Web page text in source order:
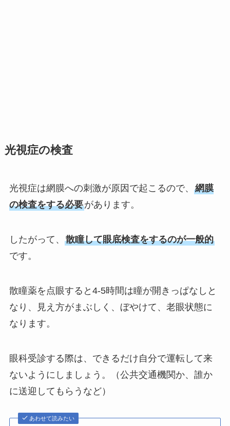
光視症の検査
光視症は網膜への刺激が原因で起こるので、 網膜
の検査をする必要があります。
したがって、 散瞳して眼底検査をするのが一般的
です。
散瞳薬を点眼すると4-5時間は瞳が開きっぱなしと
なり、見え方がまぶしく、ぼやけて、老眼状態に
なります。
眼科受診する際は、できるだけ自分で運転して来
ないようにしましょう。（公共交通機関か、誰か
に送迎してもらうなど）
あわせて読みたい